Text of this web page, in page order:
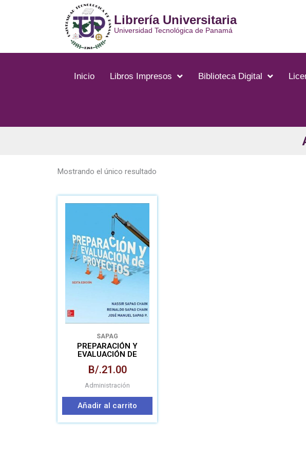
Librería Universitaria
Universidad Tecnológica de Panamá
Inicio Libros Impresos Biblioteca Digital
Mostrando el único resultado
SAPAG
PREPARACIÓN Y
EVALUACIÓN DE
B/.21.00
Administración
Añadir al carrito